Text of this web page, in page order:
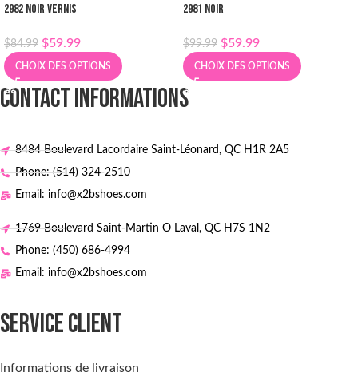
2982 NOIR VERNIS
$84.99 $59.99
CHOIX DES OPTIONS
2981 NOIR
$99.99 $59.99
CHOIX DES OPTIONS
CONTACT INFORMATIONS
8484 Boulevard Lacordaire Saint-Léonard, QC H1R 2A5
Phone: (514) 324-2510
Email: info@x2bshoes.com
1769 Boulevard Saint-Martin O Laval, QC H7S 1N2
Phone: (450) 686-4994
Email: info@x2bshoes.com
SERVICE CLIENT
Informations de livraison